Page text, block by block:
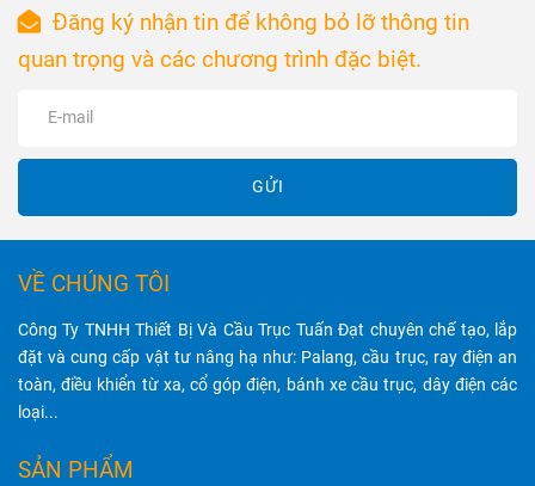
chuẩn bảo vệ
IP44, IP54,
đảm bảo khả
điện, đảm bảo
an toàn và hiệu
suất hoạt động
Đăng ký nhận tin để không bỏ lỡ thông tin
quan trọng và các chương trình đặc biệt.
GỬI
VỀ CHÚNG TÔI
Công Ty TNHH Thiết Bị Và Cầu Trục Tuấn Đạt chuyên chế tạo, lắp
đặt và cung cấp vật tư nâng hạ như: Palang, cầu trục, ray điện an
toàn, điều khiển từ xa, cổ góp điện, bánh xe cầu trục, dây điện các
loại...
SẢN PHẨM